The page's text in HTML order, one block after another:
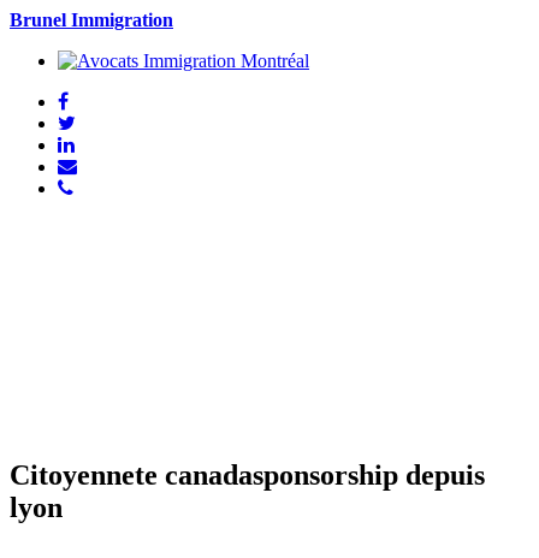
Brunel Immigration
Citoyennete canadasponsorship depuis
lyon